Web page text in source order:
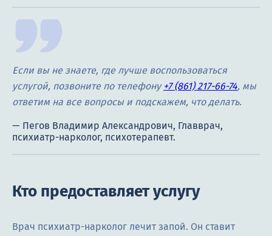
Если вы не знаете, где лучше воспользоваться
услугой, позвоните по телефону +7 (861) 217-66-74, мы
ответим на все вопросы и подскажем, что делать.
Кто предоставляет услугу
Врач психиатр-нарколог лечит запой. Он ставит